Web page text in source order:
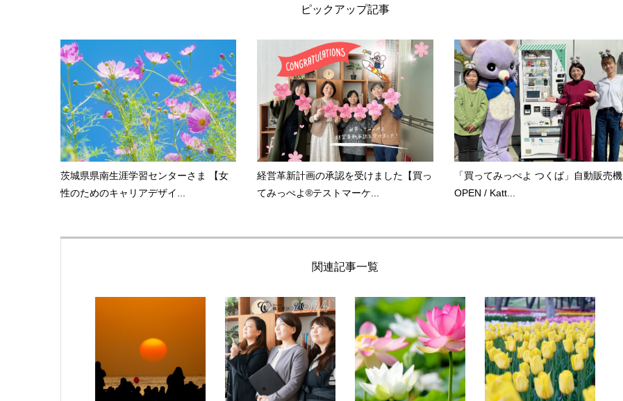
ピックアップ記事
茨城県県南生涯学習センターさま 【女
性のためのキャリアデザイ...
経営革新計画の承認を受けました【買っ
てみっぺよ®テストマーケ...
「買ってみっぺよ つくば」自動販売機
OPEN / Katt...
関連記事一覧